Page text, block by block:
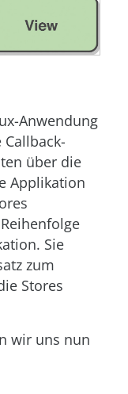
Anwendung
über die
Applikation
Sie
zum
Stores
wir uns nun